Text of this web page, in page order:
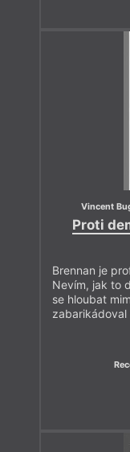
Vincent
Proti
Brennan je
Nevím, jak to
se hloubat